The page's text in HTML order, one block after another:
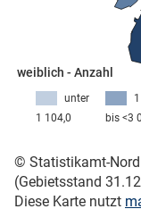
weiblich - Anzahl
bis <3
unter
1 104,0
© Statistikamt-
(Gebietsstand
Diese Karte nutzt